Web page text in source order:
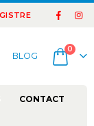
BLOG
0
CONTACT